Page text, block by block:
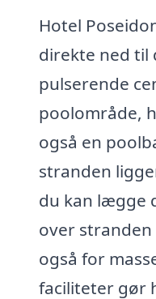
Hotel
direkte ned til
pulserende
poolområde,
også en
stranden
du kan lægge
over
også for
faciliteter gør